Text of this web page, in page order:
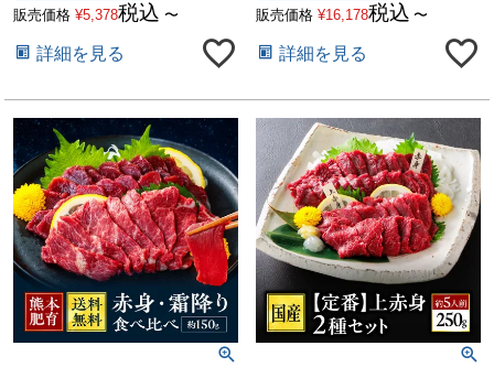
販売価格 ¥5,378税込 〜
詳細を見る
販売価格 ¥16,178税込 〜
詳細を見る